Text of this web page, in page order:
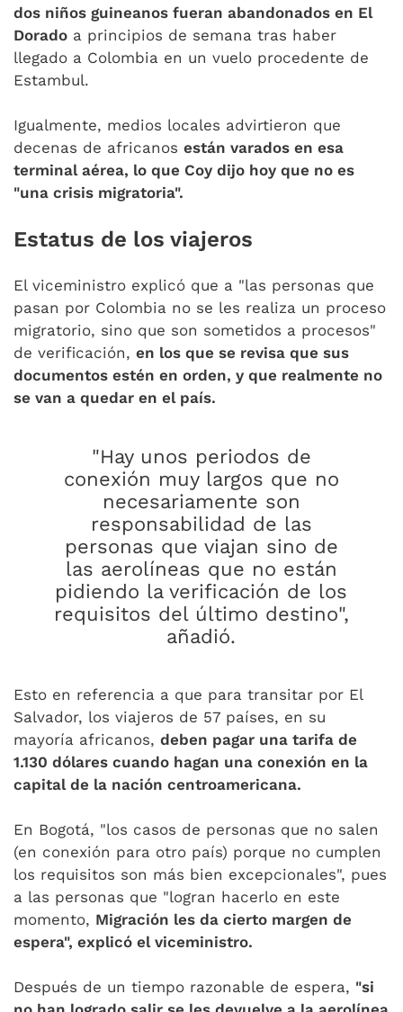
dos niños guineanos fueran abandonados en El
Dorado a principios de semana tras haber
llegado a Colombia en un vuelo procedente de
Estambul.
Igualmente, medios locales advirtieron que
decenas de africanos están varados en esa
terminal aérea, lo que Coy dijo hoy que no es
"una crisis migratoria".
Estatus de los viajeros
El viceministro explicó que a "las personas que
pasan por Colombia no se les realiza un proceso
migratorio, sino que son sometidos a procesos"
de verificación, en los que se revisa que sus
documentos estén en orden, y que realmente no
se van a quedar en el país.
"Hay unos periodos de
conexión muy largos que no
necesariamente son
responsabilidad de las
personas que viajan sino de
las aerolíneas que no están
pidiendo la verificación de los
requisitos del último destino",
añadió.
Esto en referencia a que para transitar por El
Salvador, los viajeros de 57 países, en su
mayoría africanos, deben pagar una tarifa de
1.130 dólares cuando hagan una conexión en la
capital de la nación centroamericana.
En Bogotá, "los casos de personas que no salen
(en conexión para otro país) porque no cumplen
los requisitos son más bien excepcionales", pues
a las personas que "logran hacerlo en este
momento, Migración les da cierto margen de
espera", explicó el viceministro.
Después de un tiempo razonable de espera, "si